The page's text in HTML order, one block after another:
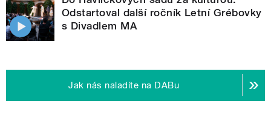
Odstartoval další ročník Letní Grébovky
s Divadlem MA
Jak nás naladíte na DABu